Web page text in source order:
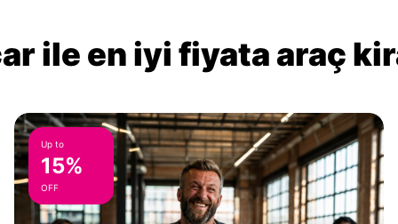
ile en iyi fiyata araç
Up to
15%
OFF